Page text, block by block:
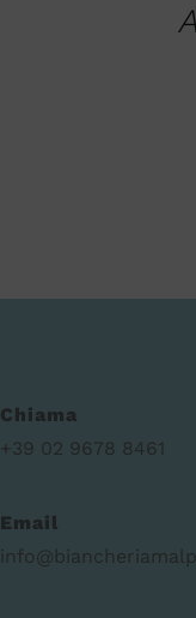
Chiama
+39 02 9678 8461
Email